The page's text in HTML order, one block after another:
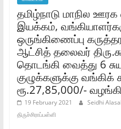
தமிழ்நாடு மாநில
இயக்கம்‌,
ஒருங்கிணைப்பு
ஆட்சித்‌ தலைவர்‌
தொடங்கி வைத்து 6
குழுக்களுக்கு
ரூ.27,85,000/-
19 February 2021 Seidhi Alasal
திருச்சிராப்பள்ளி